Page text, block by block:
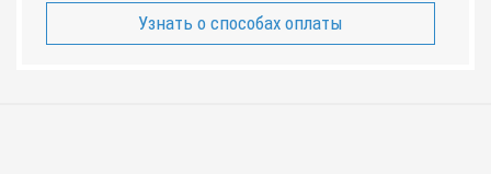
Узнать о способах оплаты